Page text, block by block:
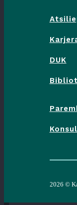
DUK
2026 ©